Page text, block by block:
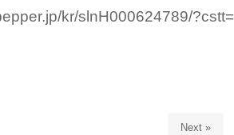
kr/slnH000624789/?cstt=
Next »